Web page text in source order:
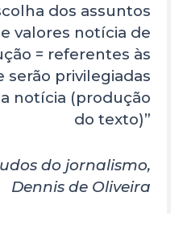
dos assuntos
valores notícia de
= referentes às
serão privilegiadas
notícia (produção
do texto)”
do jornalismo,
Dennis de Oliveira